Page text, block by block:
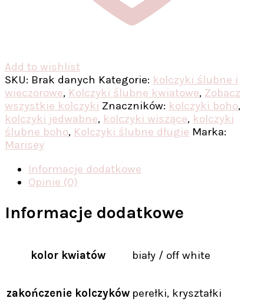
Add to wishlist
SKU: Brak danych Kategorie: kolczyki ślubne i
wieczorowe, Kolczyki ślubne kwiatowe, Zobacz
wszystkie kolczyki Znaczników: kolczyki boho,
kolczyki jedwabne, kolczyki wiszące, kolczyki
ślubne boho, Kolczyki ślubne długie Marka:
Marisey
Informacje dodatkowe
Opinie (0)
Informacje dodatkowe
kolor kwiatów biały / off white
zakończenie kolczyków perełki, kryształki